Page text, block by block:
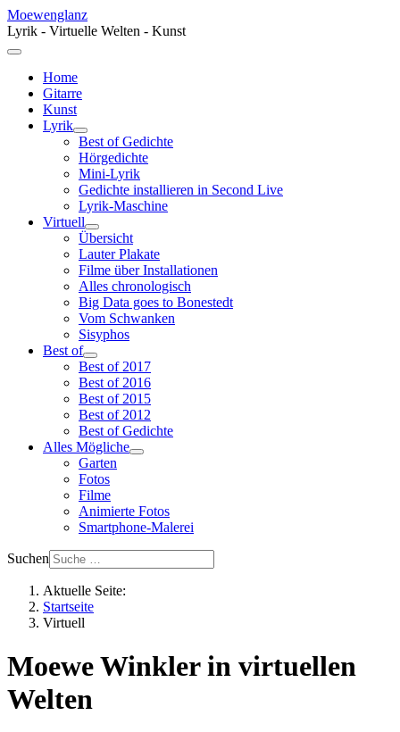
Moewenglanz
Lyrik - Virtuelle Welten - Kunst
Home
Gitarre
Kunst
Lyrik
Best of Gedichte
Hörgedichte
Mini-Lyrik
Gedichte installieren in Second Live
Lyrik-Maschine
Virtuell
Übersicht
Lauter Plakate
Filme über Installationen
Alles chronologisch
Big Data goes to Bonestedt
Vom Schwanken
Sisyphos
Best of
Best of 2017
Best of 2016
Best of 2015
Best of 2012
Best of Gedichte
Alles Mögliche
Garten
Fotos
Filme
Animierte Fotos
Smartphone-Malerei
Suchen
Aktuelle Seite:
Startseite
Virtuell
Moewe Winkler in virtuellen
Welten